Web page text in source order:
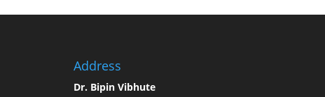
Address
Dr. Bipin Vibhute